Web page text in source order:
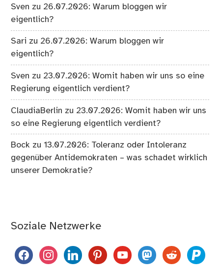
Sven zu 26.07.2026: Warum bloggen wir
eigentlich?
Sari zu 26.07.2026: Warum bloggen wir
eigentlich?
Sven zu 23.07.2026: Womit haben wir uns so eine
Regierung eigentlich verdient?
ClaudiaBerlin zu 23.07.2026: Womit haben wir uns
so eine Regierung eigentlich verdient?
Bock zu13.07.2026: Toleranz oder Intoleranz
gegenüber Antidemokraten – was schadet wirklich
unserer Demokratie?
Soziale Netzwerke
facebookinstagramlinkedinpinterestyoutubemastodon
reddit paypal